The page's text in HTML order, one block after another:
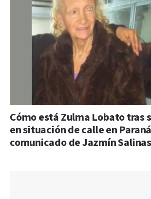
Cómo está Zulma Lobato tras
en situación de calle en
comunicado de Jazmín Salinas